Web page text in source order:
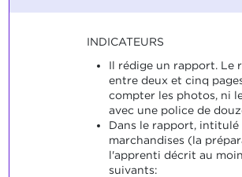
INDICATEURS
Il rédige un rapport. Le
entre deux et cinq
compter les photos, ni
avec une police de
Dans le rapport, intitulé
marchandises (la
l'apprenti décrit au
suivants: